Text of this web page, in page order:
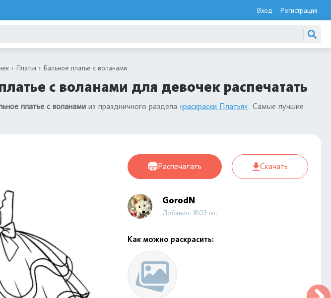
Вход Регистрация
Платья Бальное платье с воланами
с воланами для девочек распечатать
платье с воланами из праздничного раздела «раскраски Платья». Самые лучшие
Распечатать Скачать
GorodN
Добавил: 1803 шт.
Как можно раскрасить: